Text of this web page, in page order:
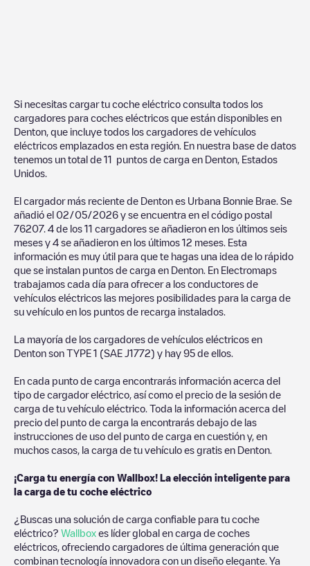
Si necesitas cargar tu coche eléctrico consulta todos los
cargadores para coches eléctricos que están disponibles en
Denton , que incluye todos los cargadores de vehículos
eléctricos emplazados en esta región. En nuestra base de datos
tenemos un total de 11 puntos de carga en Denton Estados
Unidos
El cargador más reciente de Denton es Urbana Bonnie Brae . Se
añadió el 02/05/2026 y se encuentra en el código postal
76207. 4 de los 11 cargadores se añadieron en los últimos seis
meses y 4 se añadieron en los últimos 12 meses. Esta
información es muy útil para que te hagas una idea de lo rápido
que se instalan puntos de carga en Denton . En Electromaps
trabajamos cada día para ofrecer a los conductores de
vehículos eléctricos las mejores posibilidades para la carga de
su vehículo en los puntos de recarga instalados.
La mayoría de los cargadores de vehículos eléctricos en
Denton son TYPE 1 (SAE J1772) y hay 95 de ellos.
En cada punto de carga encontrarás información acerca del
tipo de cargador eléctrico, así como el precio de la sesión de
carga de tu vehículo eléctrico. Toda la información acerca del
precio del punto de carga la encontrarás debajo de las
instrucciones de uso del punto de carga en cuestión y, en
muchos casos, la carga de tu vehículo es gratis en Denton
¡Carga tu energía con Wallbox! La elección inteligente para
la carga de tu coche eléctrico
¿Buscas una solución de carga confiable para tu coche
eléctrico? Wallbox es líder global en carga de coches
eléctricos, ofreciendo cargadores de última generación que
combinan tecnología innovadora con un diseño elegante. Ya